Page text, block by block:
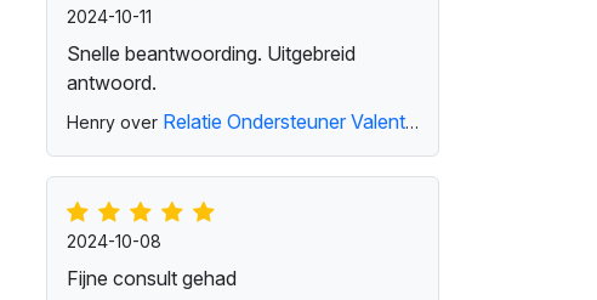
2024-10-11
Snelle beantwoording. Uitgebreid
antwoord.
Henry over Relatie Ondersteuner Valentina
2024-10-08
Fijne consult gehad